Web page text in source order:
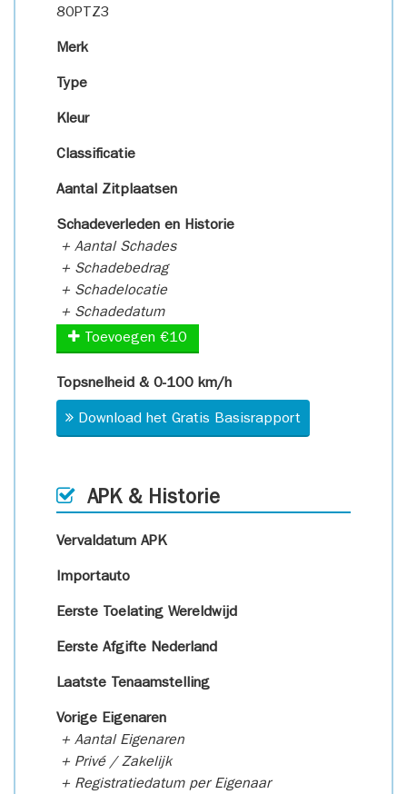
80PTZ3
Merk
Type
Kleur
Classificatie
Aantal Zitplaatsen
Schadeverleden en Historie
+ Aantal Schades
+ Schadebedrag
+ Schadelocatie
+ Schadedatum
Toevoegen €10
Topsnelheid & 0-100 km/h
Download het Gratis Basisrapport
APK & Historie
Vervaldatum APK
Importauto
Eerste Toelating Wereldwijd
Eerste Afgifte Nederland
Laatste Tenaamstelling
Vorige Eigenaren
+ Aantal Eigenaren
+ Privé / Zakelijk
+ Registratiedatum per Eigenaar